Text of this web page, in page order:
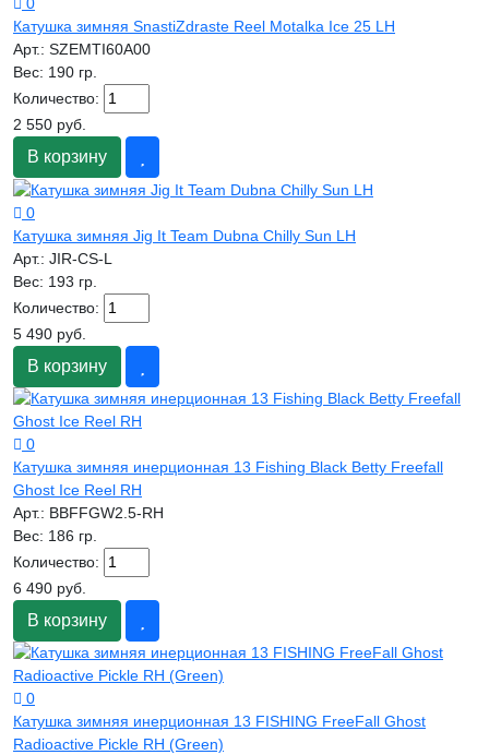
0
Катушка зимняя SnastiZdraste Reel Motalka Ice 25 LH
Арт.: SZEMTI60A00
Вес: 190 гр.
Количество:
2 550 руб.
В корзину
0
Катушка зимняя Jig It Team Dubna Chilly Sun LH
Арт.: JIR-CS-L
Вес: 193 гр.
Количество:
5 490 руб.
В корзину
0
Катушка зимняя инерционная 13 Fishing Black Betty Freefall
Ghost Ice Reel RH
Арт.: BBFFGW2.5-RH
Вес: 186 гр.
Количество:
6 490 руб.
В корзину
0
Катушка зимняя инерционная 13 FISHING FreeFall Ghost
Radioactive Pickle RH (Green)